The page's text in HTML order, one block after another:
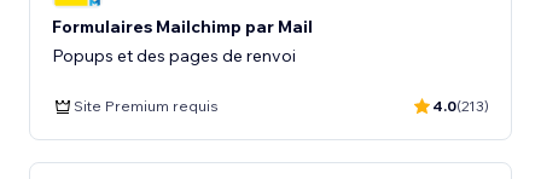
Formulaires Mailchimp par Mail
Popups et des pages de renvoi
Site Premium requis 4.0(213)